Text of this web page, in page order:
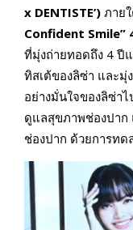
x DENTISTE’) ภาย
Confident Smile”
ที่มุ่งถ่ายทอดถึง 4 ปี
ทิสเต้ของลิซ่า และมุ่
อย่างมั่นใจของลิซ่
ดูแลสุขภาพช่องปาก
ช่องปาก ด้วยการทด